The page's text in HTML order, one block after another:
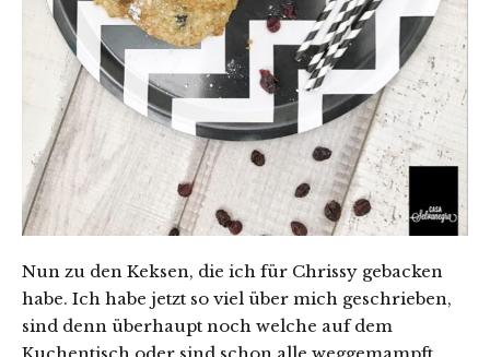
Nun zu den Keksen, die ich für Chrissy gebacken
habe. Ich habe jetzt so viel über mich geschrieben,
sind denn überhaupt noch welche auf dem